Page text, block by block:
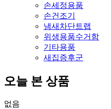
손세정용품
손건조기
냄새차단트랩
위생용품수거함
기타용품
새집증후군
오늘 본 상품
없음